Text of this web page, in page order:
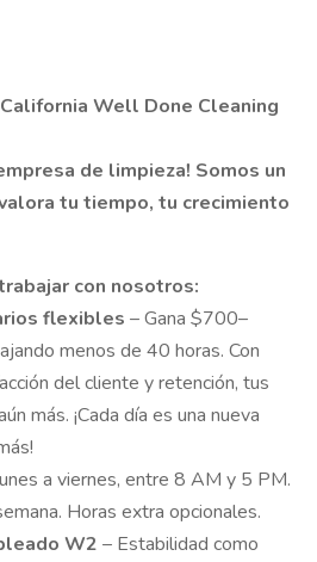
Well Done Cleaning
de limpieza! Somos un
tu tiempo, tu crecimiento
con nosotros:
flexibles – Gana $700–
menos de 40 horas. Con
del cliente y retención, tus
más. ¡Cada día es una nueva
a viernes, entre 8 AM y 5 PM.
Horas extra opcionales.
W2 – Estabilidad como